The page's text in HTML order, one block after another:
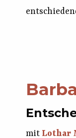
mit Lothar